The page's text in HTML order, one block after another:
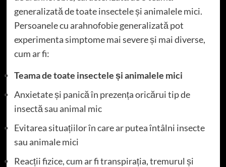
generalizată de toate insectele și animalele mici.
Persoanele cu arahnofobie generalizată pot
experimenta simptome mai severe și mai diverse,
cum ar fi:
Teama de toate insectele și animalele mici
Anxietate și panică în prezența oricărui tip de
insectă sau animal mic
Evitarea situațiilor în care ar putea întâlni insecte
sau animale mici
Reacții fizice, cum ar fi transpirația, tremurul și